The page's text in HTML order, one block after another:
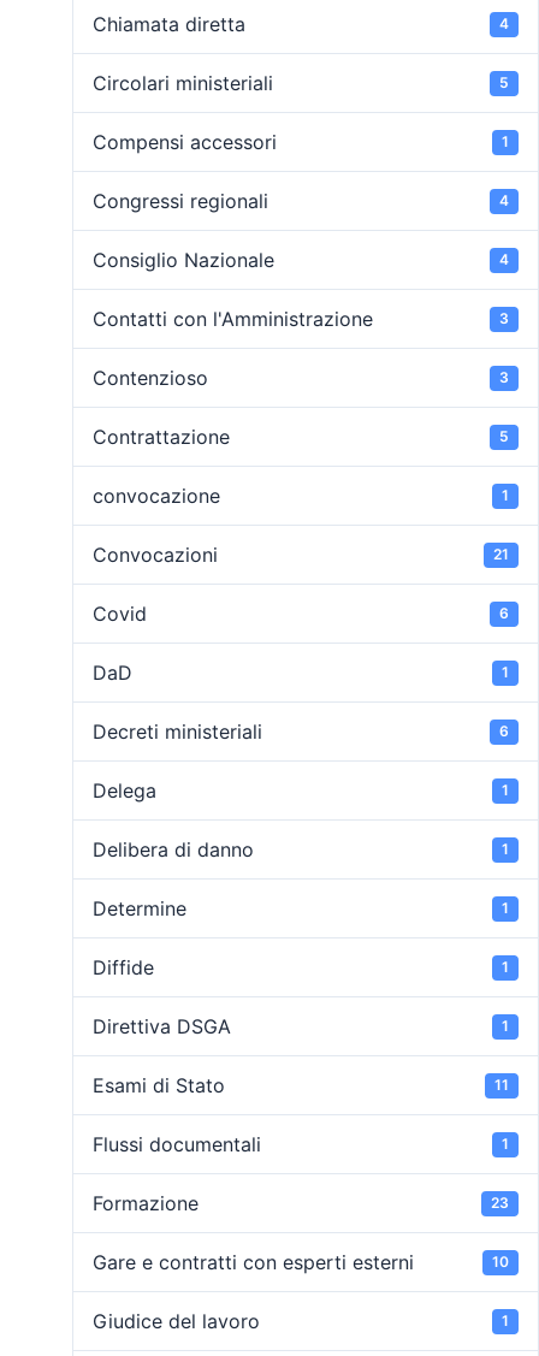
Chiamata diretta 4
Circolari ministeriali 5
Compensi accessori 1
Congressi regionali 4
Consiglio Nazionale 4
Contatti con l'Amministrazione 3
Contenzioso 3
Contrattazione 5
convocazione 1
Convocazioni 21
Covid 6
DaD 1
Decreti ministeriali 6
Delega 1
Delibera di danno 1
Determine 1
Diffide 1
Direttiva DSGA 1
Esami di Stato 11
Flussi documentali 1
Formazione 23
Gare e contratti con esperti esterni 10
Giudice del lavoro 1